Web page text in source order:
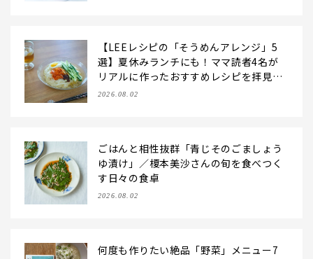
【LEEレシピの「そうめんアレンジ」5
選】夏休みランチにも！ママ読者4名が
リアルに作ったおすすめレシピを拝見♪
【2026夏】
2026.08.02
ごはんと相性抜群「青じそのごましょう
ゆ漬け」／榎本美沙さんの旬を食べつく
す日々の食卓
2026.08.02
何度も作りたい絶品「野菜」メニュー7